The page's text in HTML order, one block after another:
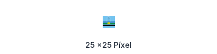
25 x25 Píxel